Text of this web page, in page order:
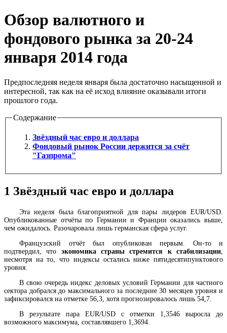
Обзор валютного и
фондового рынка за 20-24
января 2014 года
Предпоследняя неделя января была достаточно насыщенной и
интересной, так как на её исход влияние оказывали итоги
прошлого года.
Содержание
Звёздный час евро и доллара
Фондовый рынок России держится за счёт
"Газпрома"
1 Звёздный час евро и доллара
Эта неделя была благоприятной для пары лидеров EUR/USD.
Опубликованные отчёты по Германии и Франции оказались выше,
чем ожидалось. Разочаровала лишь германская сфера услуг.
Французский отчёт был опубликован первым. Он-то и
подтвердил, что экономика страны стремится к стабилизации,
несмотря на то, что индексы остались ниже пятидесятипунктового
уровня.
В свою очередь индекс деловых условий Германии для частного
сектора добрался до максимального за последние 30 месяцев уровня и
зафиксировался на отметке 56,3, хотя прогнозировалось лишь 54,7.
В результате пара EUR/USD с отметки 1,3546 выросла до
возможного максимума, составлявшего 1,3694.